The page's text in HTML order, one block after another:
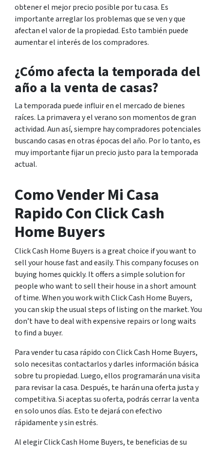
obtener el mejor precio posible por tu casa. Es
importante arreglar los problemas que se ven y que
afectan el valor de la propiedad. Esto también puede
aumentar el interés de los compradores.
¿Cómo afecta la temporada del
año a la venta de casas?
La temporada puede influir en el mercado de bienes
raíces. La primavera y el verano son momentos de gran
actividad. Aun así, siempre hay compradores potenciales
buscando casas en otras épocas del año. Por lo tanto, es
muy importante fijar un precio justo para la temporada
actual.
Como Vender Mi Casa
Rapido Con Click Cash
Home Buyers
Click Cash Home Buyers is a great choice if you want to
sell your house fast and easily. This company focuses on
buying homes quickly. It offers a simple solution for
people who want to sell their house in a short amount
of time. When you work with Click Cash Home Buyers,
you can skip the usual steps of listing on the market. You
don’t have to deal with expensive repairs or long waits
to find a buyer.
Para vender tu casa rápido con Click Cash Home Buyers,
solo necesitas contactarlos y darles información básica
sobre tu propiedad. Luego, ellos programarán una visita
para revisar la casa. Después, te harán una oferta justa y
competitiva. Si aceptas su oferta, podrás cerrar la venta
en solo unos días. Esto te dejará con efectivo
rápidamente y sin estrés.
Al elegir Click Cash Home Buyers, te beneficias de su